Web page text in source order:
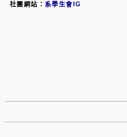
社團網站： 系學生會IG